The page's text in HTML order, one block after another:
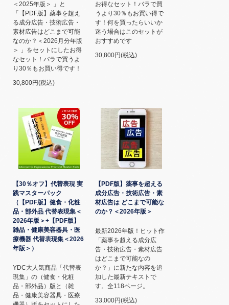
＜2025年版＞ 」と
「【PDF版】薬事を超え
る成分広告・技術広告・
素材広告はどこまで可能
なのか？＜2026月分年版
＞ 」をセットにしたお得
なセット！バラで買うよ
り30％もお買い得です！
30,800円(税込)
お得なセット！バラで買
うより30％もお買い得で
す！何を買ったらいいか
迷う場合はこのセットが
おすすめです
30,800円(税込)
【30％オフ】代替表現 実
践マスターパック
（【PDF版】健食・化粧
品・部外品 代替表現集＜
2026年版＞+【PDF版】
雑品・健康美容器具・医
療機器 代替表現集＜2026
年版＞）
YDC大人気商品「代替表
現集」の（健食・化粧
品・部外品）版と（雑
品・健康美容器具・医療
【PDF版】薬事を超える
成分広告・技術広告・素
材広告は どこまで可能な
のか？＜2026年版＞
最新2026年版！ヒット作
「薬事を超える成分広
告・技術広告・素材広告
はどこまで可能なの
か？」に新たな内容を追
加した最新テキストで
す。全118ページ。
33,000円(税込)